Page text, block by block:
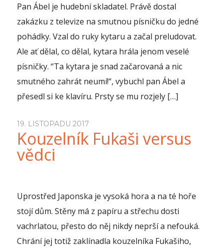
Pan Ábel je hudební skladatel. Právě dostal
zakázku z televize na smutnou písničku do jedné
pohádky. Vzal do ruky kytaru a začal preludovat.
Ale ať dělal, co dělal, kytara hrála jenom veselé
písničky. “Ta kytara je snad začarovaná a nic
smutného zahrát neumí!“, vybuchl pan Ábel a
přesedl si ke klavíru. Prsty se mu rozjely […]
19. LISTOPADU 2017
Kouzelník Fukaši versus
vědci
Uprostřed Japonska je vysoká hora a na té hoře
stojí dům. Stěny má z papíru a střechu dosti
vachrlatou, přesto do něj nikdy neprší a nefouká.
Chrání jej totiž zaklínadla kouzelníka Fukašiho,